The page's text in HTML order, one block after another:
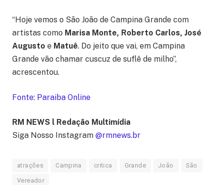
“Hoje vemos o São João de Campina Grande com
artistas como Marisa Monte, Roberto Carlos, José
Augusto e Matuê. Do jeito que vai, em Campina
Grande vão chamar cuscuz de suflê de milho”,
acrescentou.
Fonte: Paraiba Online
RM NEWS l Redação Multimídia
Siga Nosso Instagram @rmnews.br
atrações Campina critica Grande João São
Vereador